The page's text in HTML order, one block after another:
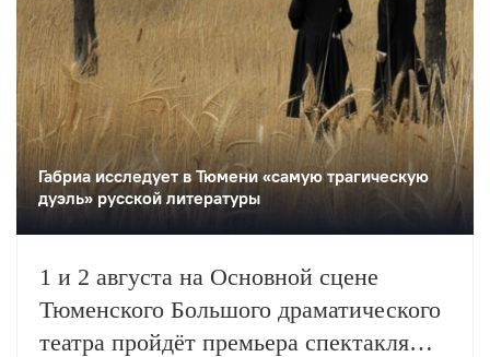
Габриа исследует в Тюмени «самую трагическую
дуэль» русской литературы
1 и 2 августа на Основной сцене
Тюменского Большого драматического
театра пройдёт премьера спектакля